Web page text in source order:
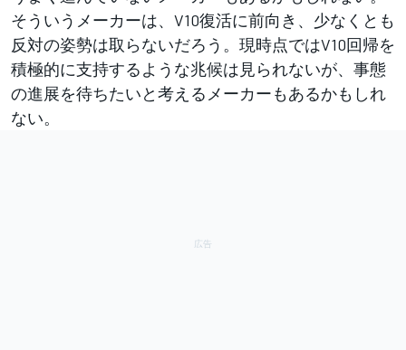
そういうメーカーは、V10復活に前向き、少なくとも
反対の姿勢は取らないだろう。現時点ではV10回帰を
積極的に支持するような兆候は見られないが、事態
の進展を待ちたいと考えるメーカーもあるかもしれ
ない。